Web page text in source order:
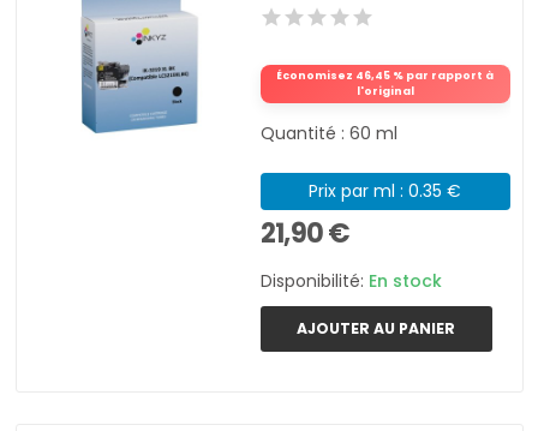
Économisez 46,45 % par rapport à
l'original
Quantité : 60 ml
Prix par ml : 0.35 €
21,90 €
Disponibilité: En stock
AJOUTER AU PANIER